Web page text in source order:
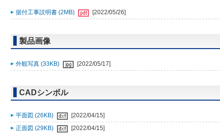
据付工事説明書 (2MB) [2022/05/26]
製品画像
外観写真 (33KB) [2022/05/17]
CADシンボル
平面図 (26KB)
[2022/04/15]
正面図 (29KB)
[2022/04/15]